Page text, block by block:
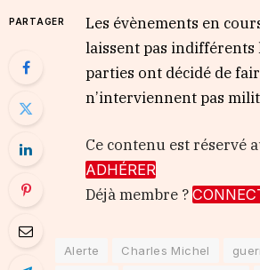
PARTAGER
Les évènements en
laissent pas indifférents
parties ont décidé de
n’interviennent pas
Ce contenu est réservé
ADHÉRER
Déjà membre ?
Alerte Charles Michel